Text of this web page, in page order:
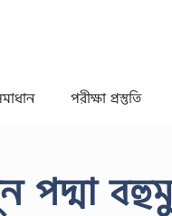
পরীক্ষা প্রস্তুতি
পদ্মা